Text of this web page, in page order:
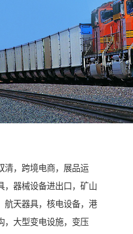
清，跨境电商，展品运
，器械设备进出口，矿山
航天器具，核电设备，港
，大型变电设施，变压